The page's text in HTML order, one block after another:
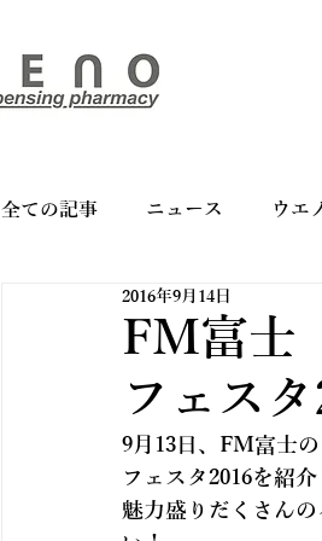
全ての記事 ニュース ウエ
バイオリンク お薬手帳の
FM富士
フェス
2016年9月14日
9月13日、FM富士
フェスタ2016を紹
魅力盛りだくさん